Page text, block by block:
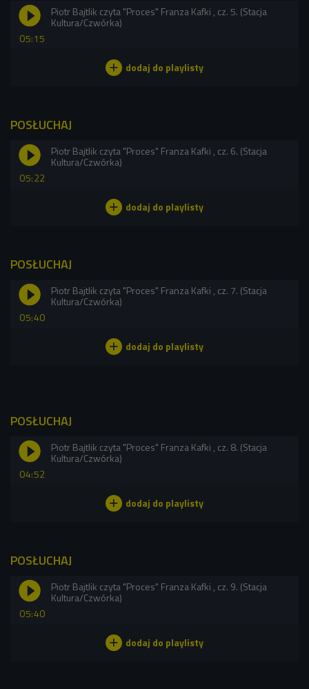
05:15
Piotr Bajtlik czyta "Proces" Franza Kafki , cz. 5. (Stacja
Kultura/Czwórka)
POSŁUCHAJ
05:22
Piotr Bajtlik czyta "Proces" Franza Kafki , cz. 6. (Stacja
Kultura/Czwórka)
POSŁUCHAJ
05:40
Piotr Bajtlik czyta "Proces" Franza Kafki , cz. 7. (Stacja
Kultura/Czwórka)
POSŁUCHAJ
04:52
Piotr Bajtlik czyta "Proces" Franza Kafki , cz. 8. (Stacja
Kultura/Czwórka)
POSŁUCHAJ
05:40
Piotr Bajtlik czyta "Proces" Franza Kafki , cz. 9. (Stacja
Kultura/Czwórka)